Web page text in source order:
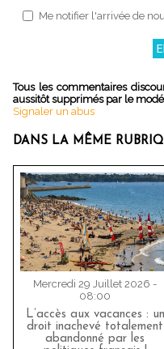
Me notifier l'arrivée de
Tous les commentaires
aussitôt supprimés par le
Signaler un abus
DANS LA MÊME
Mercredi 29 Juillet 2026 -
08:00
L’accès aux vacances : un
droit inachevé totalement
abandonné par les